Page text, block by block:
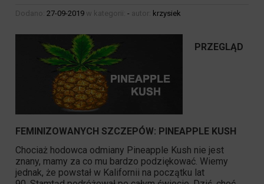
Dodano: 27-09-2019 w kategorii: - autor: krzysiek
PRZEGLĄD
FEMINIZOWANYCH SZCZEPÓW: PINEAPPLE KUSH
Chociaż hodowca odmiany Pineapple Kush nie jest
znany, mamy za co mu bardzo podziękować. Wiemy
jednak, że powstał w Kalifornii na początku lat